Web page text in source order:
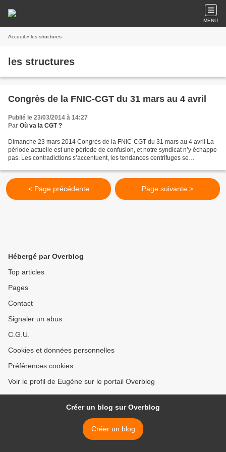
MENU
Accueil » les structures
les structures
Congrès de la FNIC-CGT du 31 mars au 4 avril
Publié le 23/03/2014 à 14:27
Par Où va la CGT ?
Dimanche 23 mars 2014 Congrès de la FNIC-CGT du 31 mars au 4 avril La
période actuelle est une période de confusion, et notre syndicat n’y échappe
pas. Les contradictions s’accentuent, les tendances centrifuges se
< Page précédente Page suivante >
Hébergé par Overblog
Top articles
Pages
Contact
Signaler un abus
C.G.U.
Cookies et données personnelles
Préférences cookies
Voir le profil de Eugène sur le portail Overblog
Créer un blog sur Overblog
Créer un blog